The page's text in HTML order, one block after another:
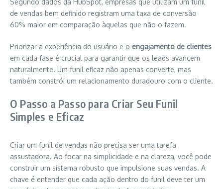
de vendas bem definido registram uma taxa de conversão
60% maior em comparação àquelas que não o fazem.
Priorizar a experiência do usuário e o engajamento de clientes
em cada fase é crucial para garantir que os leads avancem
naturalmente. Um funil eficaz não apenas converte, mas
também constrói um relacionamento duradouro com o cliente.
O Passo a Passo para Criar Seu Funil
Simples e Eficaz
Criar um funil de vendas não precisa ser uma tarefa
assustadora. Ao focar na simplicidade e na clareza, você pode
construir um sistema robusto que impulsione suas vendas. A
chave é entender que cada ação dentro do funil deve ter um